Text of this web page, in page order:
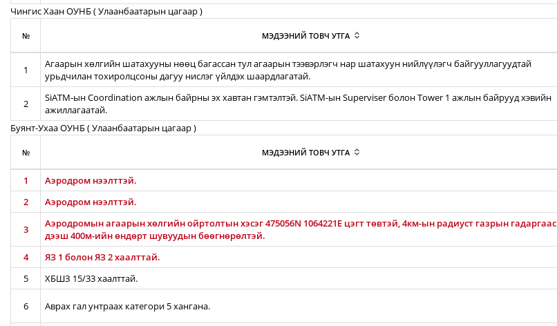
Чингис Хаан ОУНБ ( Улаанбаатарын цагаар )
№ МЭДЭЭНИЙ ТОВЧ УТГА
1
Агаарын хөлгийн шатахууны нөөц багассан тул агаарын тээвэрлэгч нар шатахуун нийлүүлэгч байгууллагуудтай
урьдчилан тохиролцсоны дагуу нислэг үйлдэх шаардлагатай.
2
SiATM-ын Coordination ажлын байрны эх хавтан гэмтэлтэй. SiATM-ын Superviser болон Tower 1 ажлын байрууд хэвийн
ажиллагаатай.
Буянт-Ухаа ОУНБ ( Улаанбаатарын цагаар )
№ МЭДЭЭНИЙ ТОВЧ УТГА
1 Аэродром нээлттэй.
2
Аэродром нээлттэй.
3
Аэродромын агаарын хөлгийн ойртолтын хэсэг 475056N 1064221E цэгт төвтэй, 4км-ын радиуст газрын гадаргаас
дээш 400м-ийн өндөрт шувуудын бөөгнөрөлтэй.
4 ЯЗ 1 болон ЯЗ 2 хаалттай.
5
ХБШЗ 15/33 хаалттай.
6 Аврах гал унтраах категори 5 хангана.